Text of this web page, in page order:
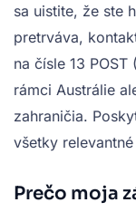
sa uistite, že ste
pretrváva,
na čísle 13
rámci Austrálie
zahraničia.
všetky
Prečo moja